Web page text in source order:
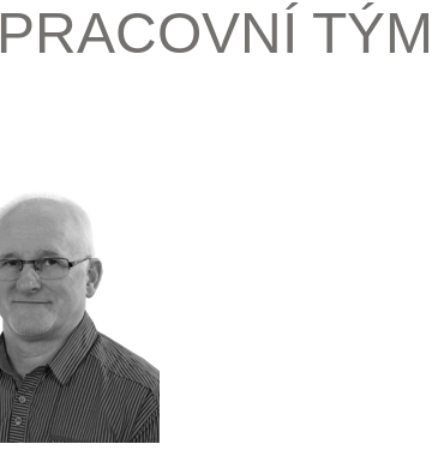
PRACOVNÍ TÝM